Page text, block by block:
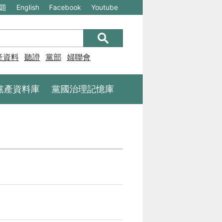
English
(另
視
開
網
Facebook
(另
開
網
Youtube
資料庫聽證 黨部 婦聯會
產資料庫 黨國治理記憶庫